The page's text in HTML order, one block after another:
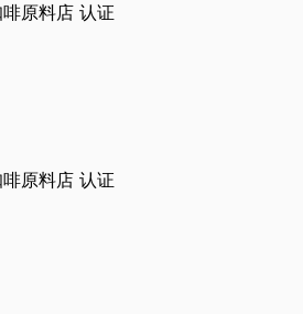
原料店 认证
原料店 认证